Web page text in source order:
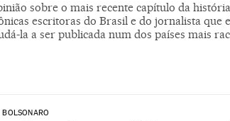
sobre o mais recente capítulo da
escritoras do Brasil e do jornalista que
la a ser publicada num dos países mais
BOLSONARO